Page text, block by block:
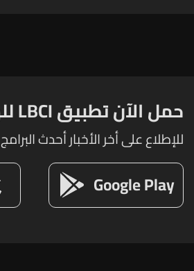
حمل الآن تطبيق LBCI للهواتف المحمولة
للإطلاع على أخر الأخبار أحدث
Google Play